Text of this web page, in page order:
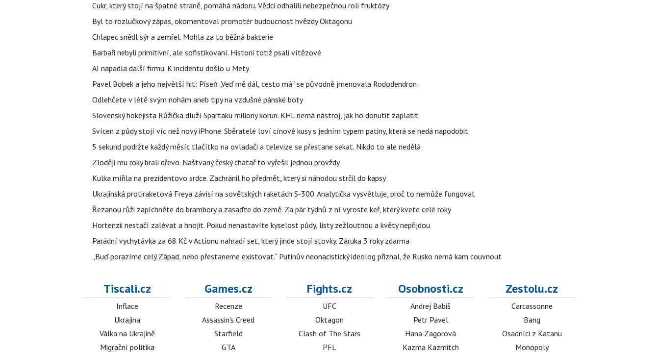
Cukr, který stojí na špatné straně, pomáhá nádoru. Vědci odhalili nebezpečnou roli fruktózy
Byl to rozlučkový zápas, okomentoval promotér budoucnost hvězdy Oktagonu
Chlapec snědl sýr a zemřel. Mohla za to běžná bakterie
Barbaři nebyli primitivní, ale sofistikovaní. Historii totiž psali vítězové
AI napadla další firmu. K incidentu došlo u Mety
Pavel Bobek a jeho největší hit: Píseň „Veď mě dál, cesto má“ se původně jmenovala Rododendron
Odlehčete v létě svým nohám aneb tipy na vzdušné pánské boty
Slovenský hokejista Růžička dluží Spartaku miliony korun. KHL nemá nástroj, jak ho donutit zaplatit
Svícen z půdy stojí víc než nový iPhone. Sběratelé loví cínové kusy s jedním typem patiny, která se nedá napodobit
5 sekund podržte každý měsíc tlačítko na ovladači a televize se přestane sekat. Nikdo to ale nedělá
Zloději mu roky brali dřevo. Naštvaný český chatař to vyřešil jednou provždy
Kulka mířila na prezidentovo srdce. Zachránil ho předmět, který si náhodou strčil do kapsy
Ukrajinská protiraketová Freya závisí na sovětských raketách S-300. Analytička vysvětluje, proč to nemůže fungovat
Řezanou růži zapíchněte do brambory a zasaďte do země. Za pár týdnů z ní vyroste keř, který kvete celé roky
Hortenzii nestačí zalévat a hnojit. Pokud nenastavíte kyselost půdy, listy zežloutnou a květy nepřijdou
Parádní vychytávka za 68 Kč v Actionu nahradí set, který jinde stojí stovky. Záruka 3 roky zdarma
„Buď porazíme celý Západ, nebo přestaneme existovat.“ Putinův neonacistický ideolog přiznal, že Rusko nemá kam couvnout
Tiscali.cz
Inflace
Ukrajina
Válka na Ukrajině
Migrační politika
Games.cz
Recenze
Assassin's Creed
Starfield
GTA
Fights.cz
UFC
Oktagon
Clash of The Stars
PFL
Osobnosti.cz
Andrej Babiš
Petr Pavel
Hana Zagorová
Kazma Kazmitch
Zestolu.cz
Carcassonne
Bang
Osadníci z Katanu
Monopoly